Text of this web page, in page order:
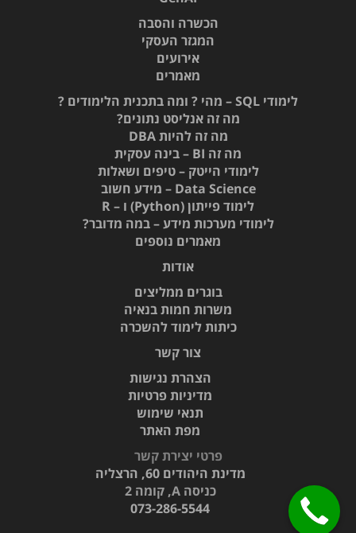
הכשרה והסבה
המגזר העסקי
אירועים
מאמרים
לימודי SQL – מהי ? ומה בתכנית הלימודים ?
מה זה אנליסט נתונים?
מה זה להיות DBA
מה זה BI – בינה עסקית
לימודי הייטק – טיפים ושאלות
Data Science – מידע חשוב
לימוד פייתון (Python) ו – R
לימודי מערכות מידע – במה מדובר?
מאמרים נוספים
אודות
בוגרים ממליצים
משרות חמות בנאיה
כיתות לימוד להשכרה
צור קשר
הצהרת נגישות
מדיניות פרטיות
תנאי שימוש
מפת האתר
פרטי יצירת קשר
מדינת היהודים 60,
הרצליה
כניסה A, קומה 2
073-286-5544